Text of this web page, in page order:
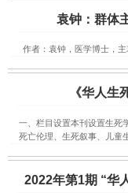
袁钟：群体
作者：袁钟，医学博士，
《华人生
一、栏目设置本刊设置生死
死亡伦理、生死叙事、儿童
2022年第1期 “华